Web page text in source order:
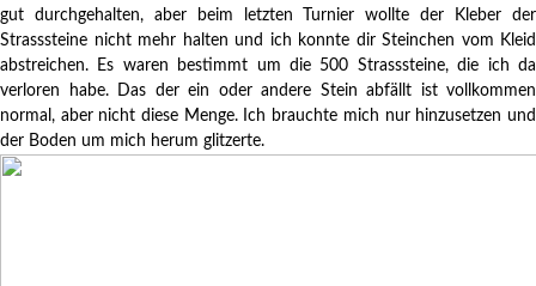
gut durchgehalten, aber beim letzten Turnier wollte der Kleber der
Strasssteine nicht mehr halten und ich konnte dir Steinchen vom Kleid
abstreichen. Es waren bestimmt um die 500 Strasssteine, die ich da
verloren habe. Das der ein oder andere Stein abfällt ist vollkommen
normal, aber nicht diese Menge. Ich brauchte mich nur hinzusetzen und
der Boden um mich herum glitzerte.